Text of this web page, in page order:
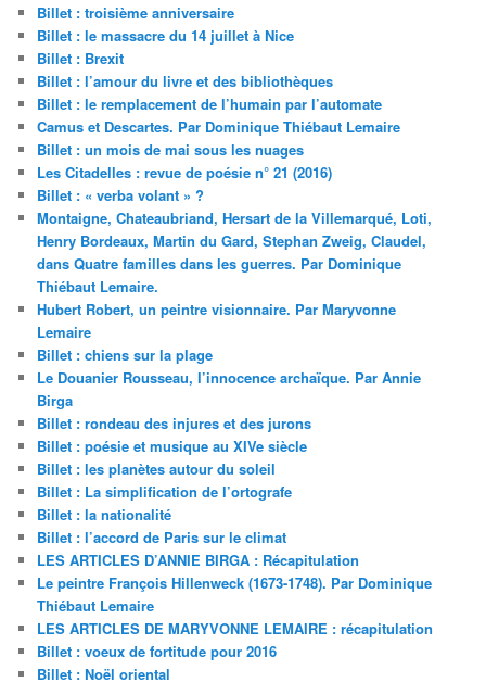
Billet : troisième anniversaire
Billet : le massacre du 14 juillet à Nice
Billet : Brexit
Billet : l’amour du livre et des bibliothèques
Billet : le remplacement de l’humain par l’automate
Camus et Descartes. Par Dominique Thiébaut Lemaire
Billet : un mois de mai sous les nuages
Les Citadelles : revue de poésie n° 21 (2016)
Billet : « verba volant » ?
Montaigne, Chateaubriand, Hersart de la Villemarqué, Loti,
Henry Bordeaux, Martin du Gard, Stephan Zweig, Claudel,
dans Quatre familles dans les guerres. Par Dominique
Thiébaut Lemaire.
Hubert Robert, un peintre visionnaire. Par Maryvonne
Lemaire
Billet : chiens sur la plage
Le Douanier Rousseau, l’innocence archaïque. Par Annie
Birga
Billet : rondeau des injures et des jurons
Billet : poésie et musique au XIVe siècle
Billet : les planètes autour du soleil
Billet : La simplification de l’ortografe
Billet : la nationalité
Billet : l’accord de Paris sur le climat
LES ARTICLES D’ANNIE BIRGA : Récapitulation
Le peintre François Hillenweck (1673-1748). Par Dominique
Thiébaut Lemaire
LES ARTICLES DE MARYVONNE LEMAIRE : récapitulation
Billet : voeux de fortitude pour 2016
Billet : Noël oriental